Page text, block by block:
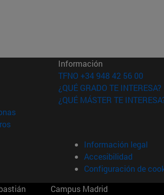
nueva ventana)
ventana)
en nueva ventana)
(abre en nueva ventana)
(abre en nueva ventana)
Información
TFNO +34 948 42 56 00
¿QUÉ GRADO TE INTERESA?
¿QUÉ MÁSTER TE
Información legal
Accesibilidad
Configuración de
Campus Madrid